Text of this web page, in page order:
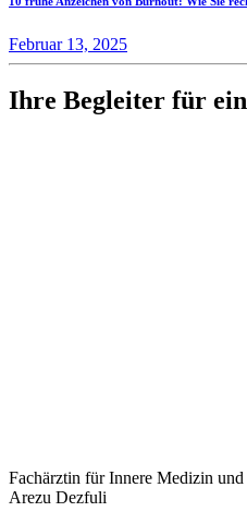
Februar 13, 2025
Ihre Begleiter für ein
Fachärztin für Innere Medizin
Arezu Dezfuli